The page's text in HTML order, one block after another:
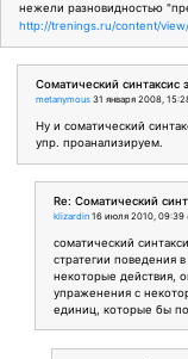
нежели разновидностью
http://trenings.ru/content/
Соматический синтаксис
metanymous 31 января 2008,
Ну и соматический
упр. проанализируем.
Re: Соматический
klizardin 16 июля 2010, 09:39 (
соматический
стратегии поведения
некоторые действия,
упраженения с
единиц, которые бы